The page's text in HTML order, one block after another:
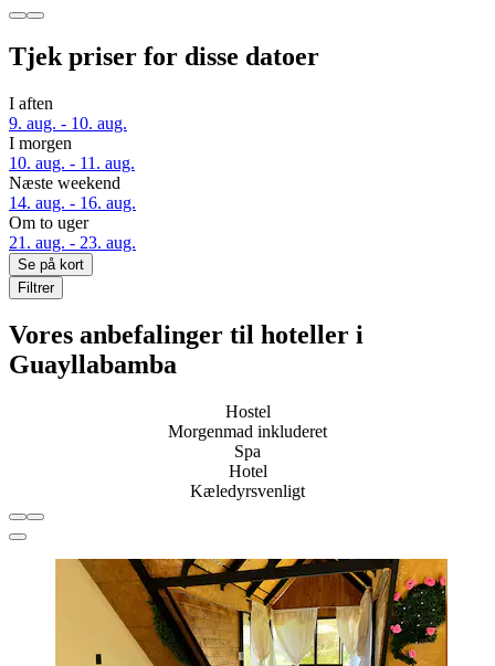
Tjek priser for disse datoer
I aften
9. aug. - 10. aug.
I morgen
10. aug. - 11. aug.
Næste weekend
14. aug. - 16. aug.
Om to uger
21. aug. - 23. aug.
Se på kort
Filtrer
Vores anbefalinger til hoteller i
Guayllabamba
Hostel
Morgenmad inkluderet
Spa
Hotel
Kæledyrsvenligt